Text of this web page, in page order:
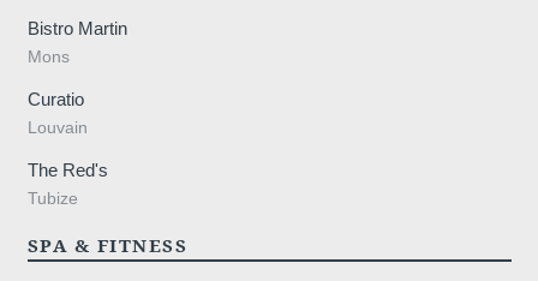
Bistro Martin
Mons
Curatio
Louvain
The Red's
Tubize
SPA & FITNESS
Alentours